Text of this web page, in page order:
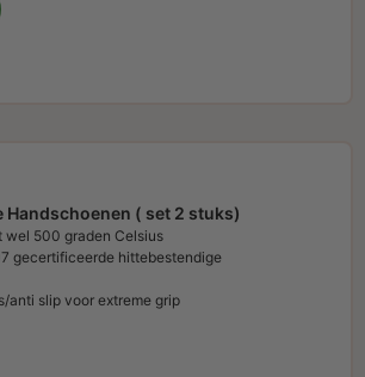
Handschoenen ( set 2 stuks)
wel 500 graden Celsius
gecertificeerde hittebestendige
anti slip voor extreme grip